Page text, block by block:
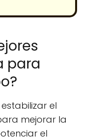
para
el
mejorar la
el